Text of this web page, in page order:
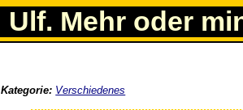
Ulf. Mehr oder
Kategorie: Verschiedenes